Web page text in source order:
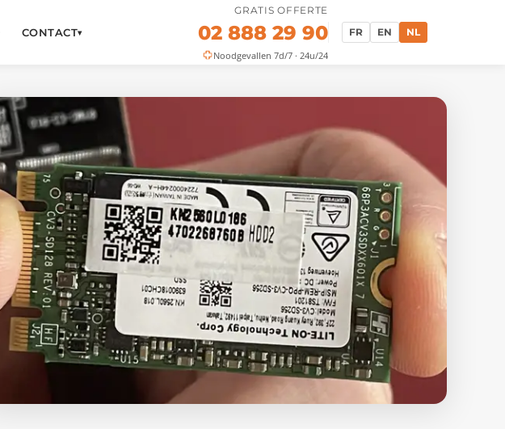
CONTACT▾
GRATIS OFFERTE
02 888 29 90
Noodgevallen 7d/7 · 24u/24
FR EN NL